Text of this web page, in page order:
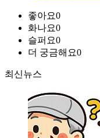
좋아요0
화나요0
슬퍼요0
더 궁금해요0
최신뉴스